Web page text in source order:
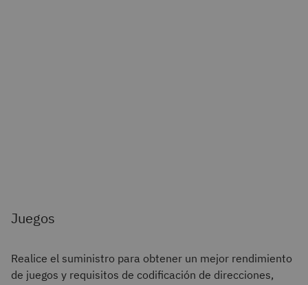
Juegos
Realice el suministro para obtener un mejor rendimiento
de juegos y requisitos de codificación de direcciones,